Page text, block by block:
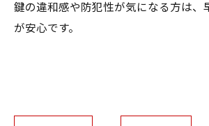
鍵の違和感や防犯性が気になる方は、
が安心です。